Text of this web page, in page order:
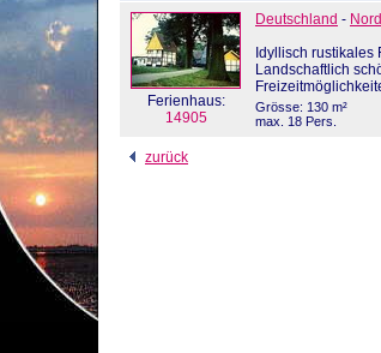
Ferienhaus:
14905
Deutschland -
Idyllisch
Landschaftlich
Grösse: 130 m²
max. 18 Pers.
zurück